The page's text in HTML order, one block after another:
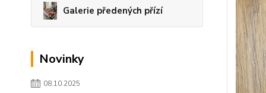
Galerie předených přízí
Novinky
08.10.2025